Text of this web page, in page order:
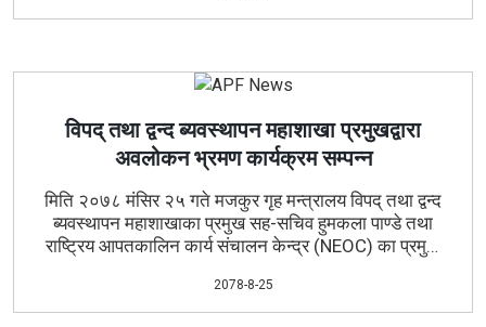
विपद् तथा द्वन्द ब्यवस्थापन महाशाखा प्रमुखद्वारा
अवलोकन भ्रमण कार्यक्रम सम्पन्न
मिति २०७८ मंसिर २५ गते मजकुर गृह मन्त्रालय विपद् तथा द्वन्द
ब्यवस्थापन महाशाखाका प्रमुख सह-सचिव हुमकला पाण्डे तथा
राष्ट्रिय आपतकालिन कार्य संचालन केन्द्र (NEOC) का प्रमुख
शिक्षालय कुरिनटारमा पाल्नु भई शिक्षालयमा प्रदर्शन गरिएको विपद्
उद्दार सम्बन्धीDemonstrationकार्यक्रम तथा विपद् व्यवस्थापन
2078-8-25